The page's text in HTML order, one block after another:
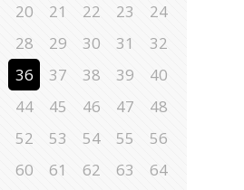
20 21 22 23
24
28 29 30 31
32
36 37 38 39
40
44 45 46 47
48
52 53 54 55
56
60 61 62 63
64